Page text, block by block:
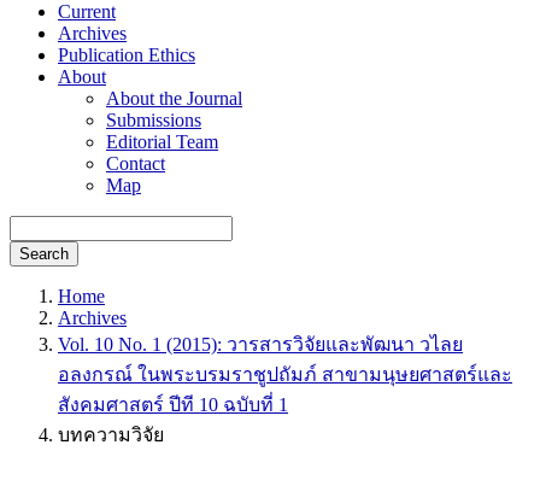
Current
Archives
Publication Ethics
About
About the Journal
Submissions
Editorial Team
Contact
Map
Search
Home
Archives
Vol. 10 No. 1 (2015): วารสารวิจัยและพัฒนา วไลย
อลงกรณ์ ในพระบรมราชูปถัมภ์ สาขามนุษยศาสตร์และ
สังคมศาสตร์ ปีที 10 ฉบับที่ 1
บทความวิจัย